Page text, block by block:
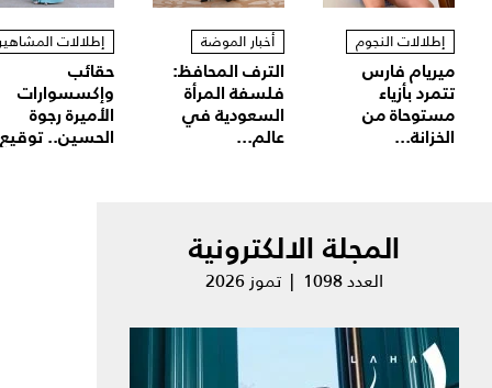
إطلالات النجوم
ميريام فارس
تتمرد بأزياء
مستوحاة من
الخزانة...
أخبار الموضة
الترف المحافظ:
فلسفة المرأة
السعودية في
عالم...
إطلالات
حقائب
وإكسسوارات
الأميرة رجوة
الحسين..
المجلة الالكترونية
العدد 1098 | تموز 2026